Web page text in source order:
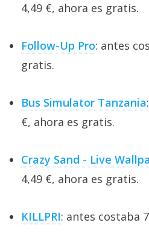
4,49 €, ahora es gratis.
Follow-Up Pro: antes
gratis.
Bus Simulator Tanzania
€, ahora es gratis.
Crazy Sand - Live
4,49 €, ahora es gratis.
KILLPRI: antes costaba